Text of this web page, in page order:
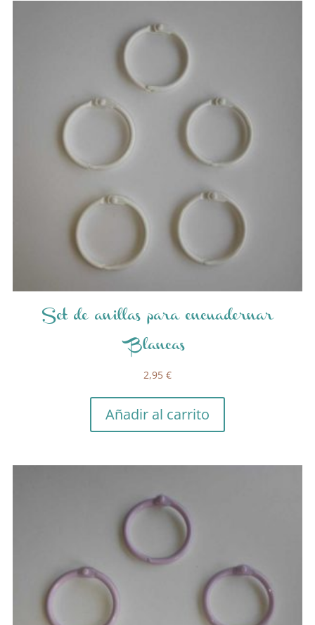
Set de anillas para encuadernar
Blancas
2,95 €
Añadir al carrito